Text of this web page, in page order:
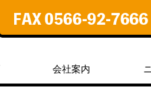
会社案内